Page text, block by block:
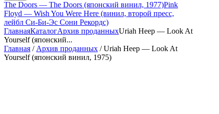
The Doors — The Doors (японский винил, 1977)Pink
Floyd — Wish You Were Here (винил, второй пресс,
лейбл Си-Би-Эс Сони Рекордс)
ГлавнаяКаталогАрхив проданныхUriah Heep — Look At
Yourself (японский...
Главная / Архив проданных / Uriah Heep — Look At
Yourself (японский винил, 1975)